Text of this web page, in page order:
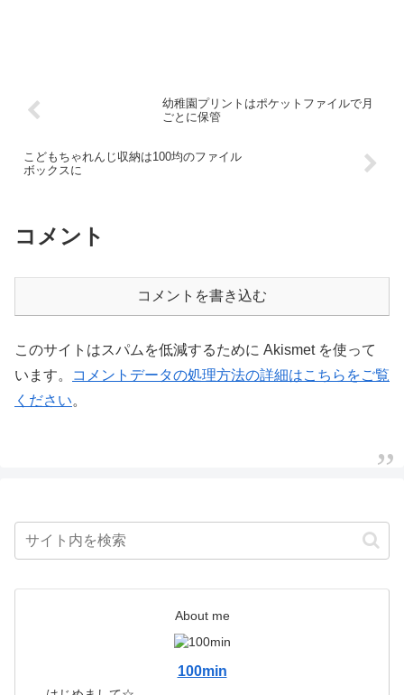
幼稚園プリントはポケットファイルで月
ごとに保管
こどもちゃれんじ収納は100均のファイル
ボックスに
コメント
コメントを書き込む
このサイトはスパムを低減するために Akismet を使って
います。
コメントデータの処理方法の詳細はこちらをご覧
ください。
About me
100min